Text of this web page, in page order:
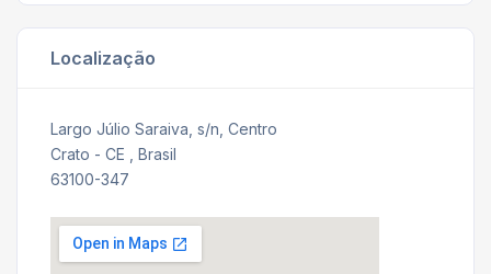
Localização
Largo Júlio Saraiva, s/n, Centro
Crato - CE , Brasil
63100-347